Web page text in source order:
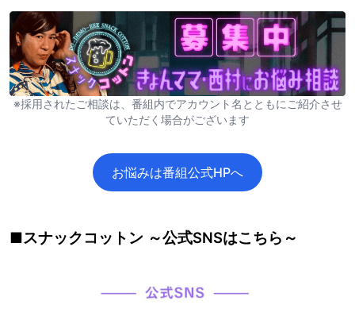
※採用されたご相談は、番組内でアカウント名とともにご紹介させ
ていただく場合がございます
お悩みは番組公式HPへ
■スナックコットン ～公式SNSはこちら～